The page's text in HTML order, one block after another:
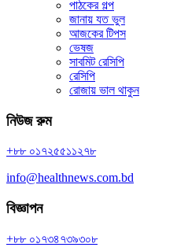
পাঠকের গল্প
জানায় যত ভুল
আজকের টিপস
ভেষজ
সাবমিট রেসিপি
রেসিপি
রোজায় ভাল থাকুন
নিউজ রুম
+৮৮ ০১৭২৫৫১১২৭৮
info@healthnews.com.bd
বিজ্ঞাপন
+৮৮ ০১৭৩৪৭৩৯৩০৮